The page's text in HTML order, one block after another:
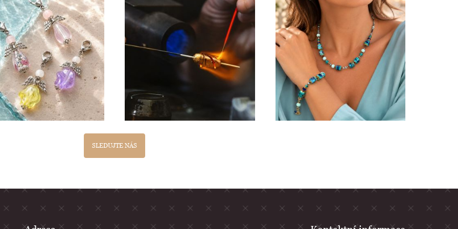
SLEDUJTE NÁS